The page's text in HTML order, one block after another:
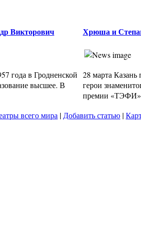
Викторович
года в Гродненской
высшее. В
Хрюша и
28 марта
герои
премии «ТЭФИ»
всего мира | Добавить статью |